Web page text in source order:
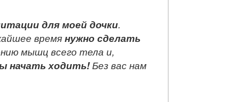
для моей дочки.
времянужно сделать
мышц всего тела и,
начать ходить!Без вас нам